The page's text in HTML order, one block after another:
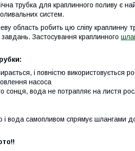
трубка для краплинного поливу є
систем.
область робить цю сліпу краплинну
Застосування краплинного
і повністю використовується
насоса
сонця, вода не потрапляє на листя
вода самопливом спрямує шлангами до